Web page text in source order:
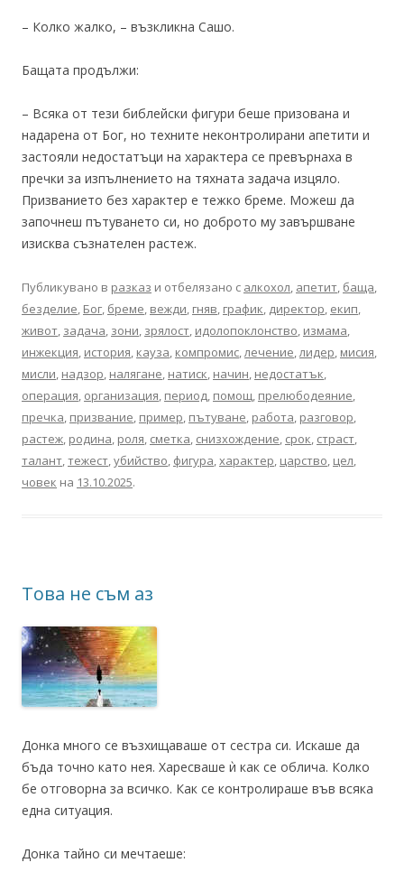
– Колко жалко, – възкликна Сашо.
Бащата продължи:
– Всяка от тези библейски фигури беше призована и
надарена от Бог, но техните неконтролирани апетити и
застояли недостатъци на характера се превърнаха в
пречки за изпълнението на тяхната задача изцяло.
Призванието без характер е тежко бреме. Можеш да
започнеш пътуването си, но доброто му завършване
изисква съзнателен растеж.
Публикувано в разказ и отбелязано с алкохол, апетит, баща,
безделие, Бог, бреме, вежди, гняв, график, директор, екип,
живот, задача, зони, зрялост, идолопоклонство, измама,
инжекция, история, кауза, компромис,лечение,лидер, мисия,
мисли, надзор, налягане, натиск, начин, недостатък,
операция, организация, период, помощ, прелюбодеяние,
пречка, призвание, пример, пътуване, работа, разговор,
растеж, родина, роля, сметка, снизхождение, срок, страст,
талант,тежест,убийство, фигура,характер, царство, цел,
човек на 13.10.2025.
Това не съм аз
Донка много се възхищаваше от сестра си. Искаше да
бъда точно като нея. Харесваше ѝ как се облича. Колко
бе отговорна за всичко. Как се контролираше във всяка
една ситуация.
Донка тайно си мечтаеше: